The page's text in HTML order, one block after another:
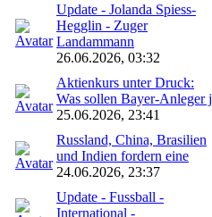
Update - Jolanda Spiess-
Hegglin - Zuger
Landammann
26.06.2026, 03:32
Aktienkurs unter Druck:
Was sollen Bayer-Anleger j
25.06.2026, 23:41
Russland, China, Brasilien
und Indien fordern eine
24.06.2026, 23:37
Update - Fussball -
International -